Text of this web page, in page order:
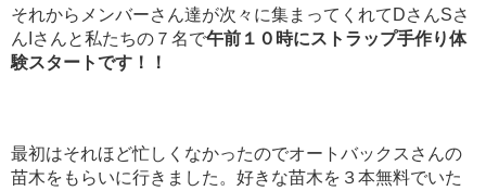
それからメンバーさん達が次々に集まってくれてDさんSさ
んIさんと私たちの７名で午前１０時にストラップ手作り体
験スタートです！！
最初はそれほど忙しくなかったのでオートバックスさんの
苗木をもらいに行きました。好きな苗木を３本無料でいた